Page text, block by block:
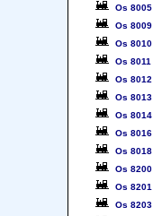
Os 8005
Os 8009
Os 8010
Os 8011
Os 8012
Os 8013
Os 8014
Os 8016
Os 8018
Os 8200
Os 8201
Os 8203